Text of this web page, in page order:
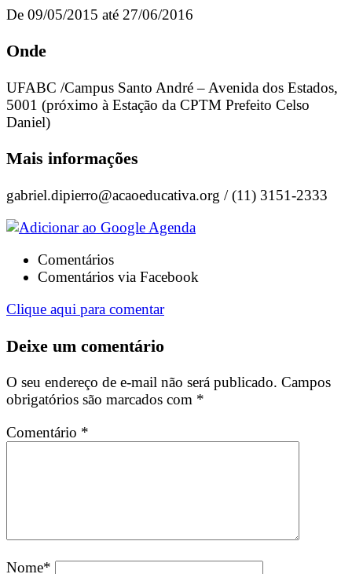
De 09/05/2015 até 27/06/2016
Onde
UFABC /Campus Santo André – Avenida dos Estados,
5001 (próximo à Estação da CPTM Prefeito Celso
Daniel)
Mais informações
gabriel.dipierro@acaoeducativa.org / (11) 3151-2333
Comentários
Comentários via Facebook
Clique aqui para comentar
Deixe um comentário
O seu endereço de e-mail não será publicado. Campos
obrigatórios são marcados com *
Comentário *
Nome*